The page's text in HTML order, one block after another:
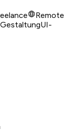
Remote
GestaltungUI-